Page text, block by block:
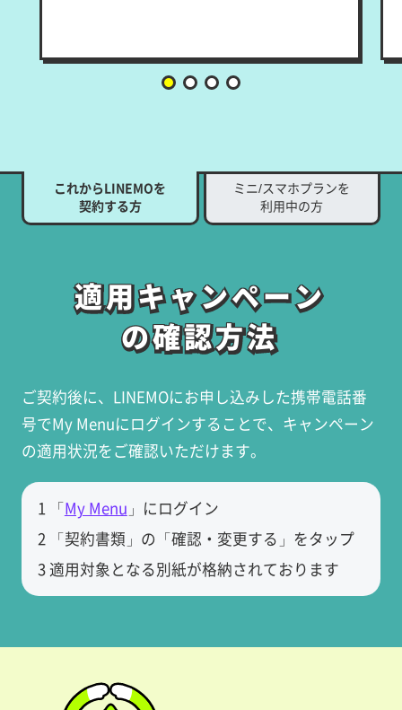
これからLINEMOを
契約する方
ミニ/スマホプランを
利用中の方
適用キャンペーン
の確認方法
適用キャンペーン
の確認方法
ご契約後に、LINEMOにお申し込みした携帯電話番
号でMy Menuにログインすることで、キャンペーン
の適用状況をご確認いただけます。
1 「My Menu 」にログイン
2 「契約書類」の「確認・変更する」をタップ
3 適用対象となる別紙が格納されております